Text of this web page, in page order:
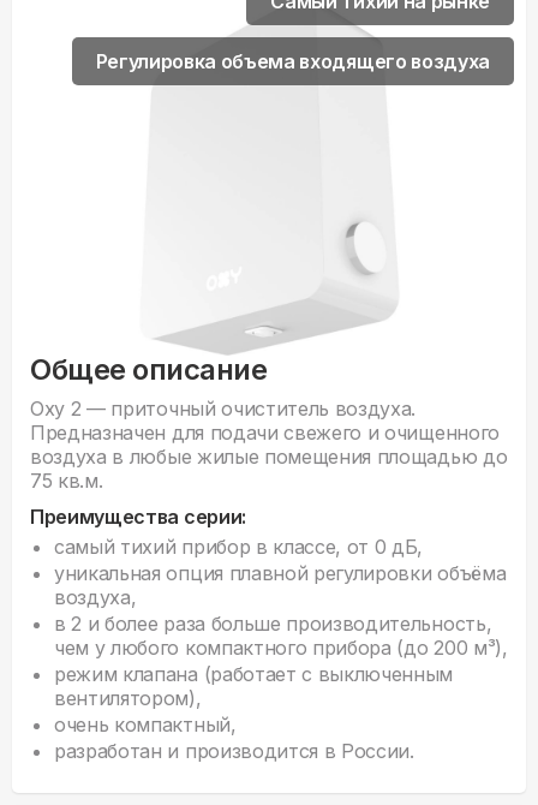
Общее описание
Oxy 2 — приточный очиститель воздуха.
Предназначен для подачи свежего и очищенного
воздуха в любые жилые помещения площадью до
75 кв.м.
Преимущества серии:
самый тихий прибор в классе, от 0 дБ,
уникальная опция плавной регулировки объёма
воздуха,
в 2 и более раза больше производительность,
чем у любого компактного прибора (до 200 м³),
режим клапана (работает с выключенным
вентилятором),
очень компактный,
разработан и производится в России.
Регулировка объема входящего воздуха